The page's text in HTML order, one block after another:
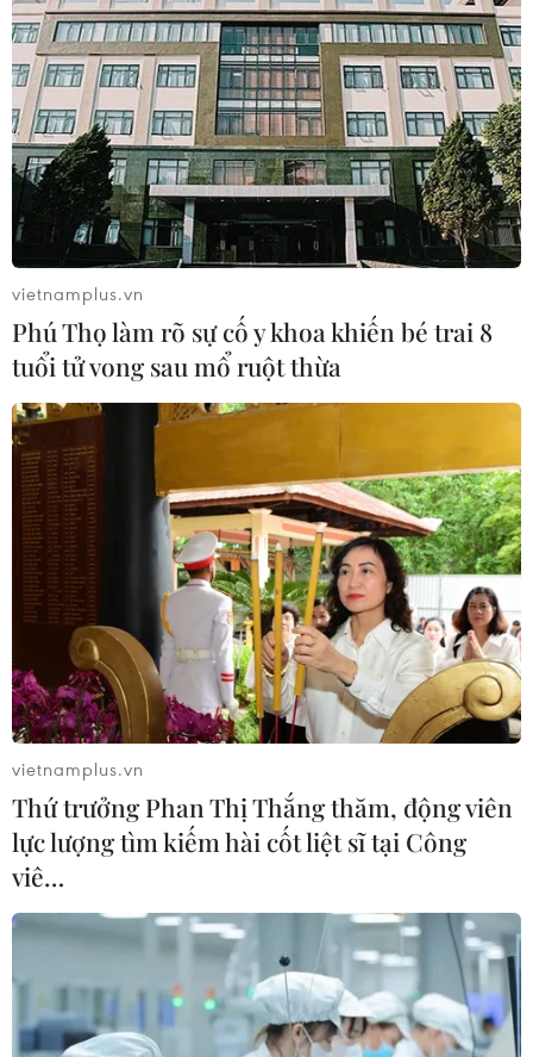
TIN CÙNG CHUYÊN MỤC
Cộng hòa Dân chủ Congo ghi nhận
hơn 300 trẻ em tử vong do Ebola
vietnamplus.vn
Phú Thọ làm rõ sự cố y khoa khiến bé trai 8
tuổi tử vong sau mổ ruột thừa
vietnamplus.vn
Thứ trưởng Phan Thị Thắng thăm, động viên
lực lượng tìm kiếm hài cốt liệt sĩ tại Công
viê…